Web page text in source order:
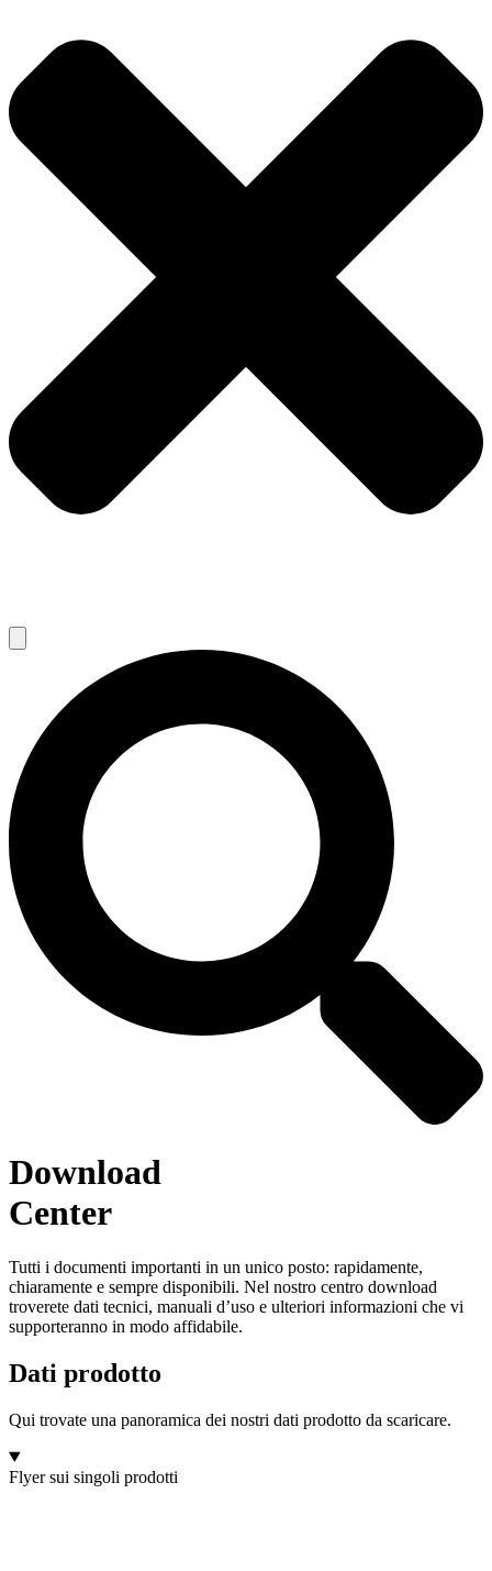
Download
Center
Tutti i documenti importanti in un unico posto: rapidamente,
chiaramente e sempre disponibili. Nel nostro centro download
troverete dati tecnici, manuali d’uso e ulteriori informazioni che vi
supporteranno in modo affidabile.
Dati prodotto
Qui trovate una panoramica dei nostri dati prodotto da scaricare.
Flyer sui singoli prodotti